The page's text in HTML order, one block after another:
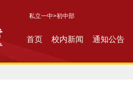
私立一中>初中部
首页 校内新闻 通知公告